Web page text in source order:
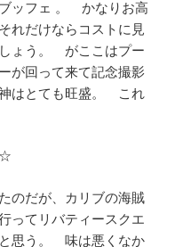
ッフェ 。 かなりお高
れだけならコストに見
ょう。 がここはプー
が回って来て記念撮影
はとても旺盛。 これ
のだが、カリブの海賊
ってリバティースクエ
思う。 味は悪くなか